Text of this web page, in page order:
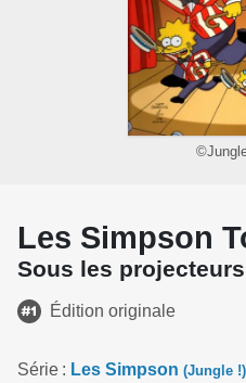
Les Simpson
Sous les
Édition originale
Série Les Simpson (Jungle !)